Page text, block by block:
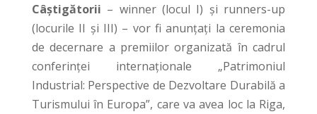
Câştigătorii – winner (locul I) şi runners-up
(locurile II şi III) – vor fi anunţaţi la ceremonia
de decernare a premiilor organizată în cadrul
conferinţei internaţionale „Patrimoniul
Industrial: Perspective de Dezvoltare Durabilă a
Turismului în Europa”, care va avea loc la Riga,